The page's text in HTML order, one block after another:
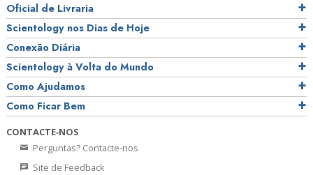
Oficial de Livraria
Scientology nos Dias de Hoje
Conexão Diária
Scientology à Volta do Mundo
Como Ajudamos
Como Ficar Bem
CONTACTE‑NOS
Perguntas? Contacte‑nos
Site de Feedback